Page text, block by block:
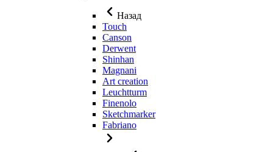
Назад
Touch
Canson
Derwent
Shinhan
Magnani
Art creation
Leuchtturm
Finenolo
Sketchmarker
Fabriano